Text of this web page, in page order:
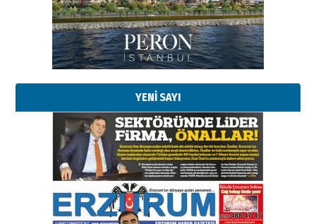
YENİ SAYI
02 Ağustos 2026 Pazar
Kadir SABUNCUOĞLU
Erzurumspor’un köşe taşları
29 Haziran 2026 Pazartesi
Kenan GÜLERCİ
Murat Şahsuvaroğlu ERKON’da
çıtayı yukarı taşırken,
yönetimdekiler aşağı
çekmemeli!
17 Şubat 2026 SalıOrhan BOZKURT
Bir fotoğraf, bir şehir, bir
gazeteci… Dizginler kimin
elinde?